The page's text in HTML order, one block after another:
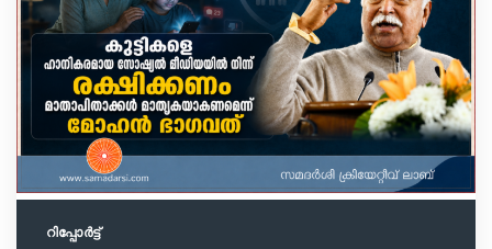
റിപ്പോര്‍ട്ട്